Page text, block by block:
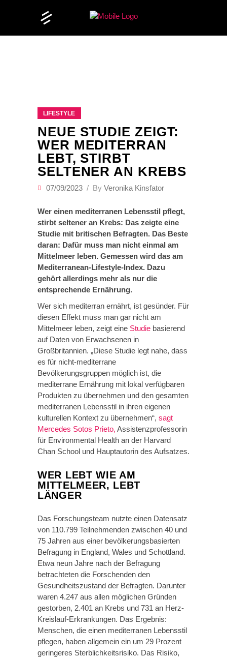
LIFESTYLE
NEUE STUDIE ZEIGT:
WER MEDITERRAN
LEBT, STIRBT
SELTENER AN KREBS
07/09/2023 By Veronika Kinsfator
Wer einen mediterranen Lebensstil pflegt,
stirbt seltener an Krebs: Das zeigte eine
Studie mit britischen Befragten. Das Beste
daran: Dafür muss man nicht einmal am
Mittelmeer leben. Gemessen wird das am
Mediterranean-Lifestyle-Index. Dazu
gehört allerdings mehr als nur die
entsprechende Ernährung.
Wer sich mediterran ernährt, ist gesünder. Für
diesen Effekt muss man gar nicht am
Mittelmeer leben, zeigt eine Studie basierend
auf Daten von Erwachsenen in
Großbritannien. „Diese Studie legt nahe, dass
es für nicht-mediterrane
Bevölkerungsgruppen möglich ist, die
mediterrane Ernährung mit lokal verfügbaren
Produkten zu übernehmen und den gesamten
mediterranen Lebensstil in ihren eigenen
kulturellen Kontext zu übernehmen“, sagt
Mercedes Sotos Prieto, Assistenzprofessorin
für Environmental Health an der Harvard
Chan School und Hauptautorin des Aufsatzes.
WER LEBT WIE AM
MITTELMEER, LEBT
LÄNGER
Das Forschungsteam nutzte einen Datensatz
von 110.799 Teilnehmenden zwischen 40 und
75 Jahren aus einer bevölkerungsbasierten
Befragung in England, Wales und Schottland.
Etwa neun Jahre nach der Befragung
betrachteten die Forschenden den
Gesundheitszustand der Befragten. Darunter
waren 4.247 aus allen möglichen Gründen
gestorben, 2.401 an Krebs und 731 an Herz-
Kreislauf-Erkrankungen. Das Ergebnis:
Menschen, die einen mediterranen Lebensstil
pflegen, haben allgemein ein um 29 Prozent
geringeres Sterblichkeitsrisiko. Das Risiko,